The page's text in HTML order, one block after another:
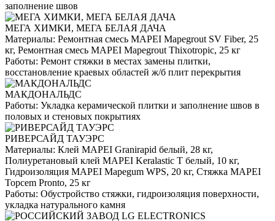
заполнение швов
МЕГА ХИМКИ, МЕГА БЕЛАЯ ДАЧА
Материалы: Ремонтная смесь MAPEI Mapegrout SV Fiber, 25
кг, Ремонтная смесь MAPEI Mapegrout Thixotropic, 25 кг
Работы: Ремонт стяжки в местах замены плитки,
восстановление краевых областей ж/б плит перекрытия
МАКДОНАЛЬДС
Работы: Укладка керамической плитки и заполнение швов в
половых и стеновых покрытиях
РИВЕРСАЙД ТАУЭРС
Материалы: Клей MAPEI Granirapid белый, 28 кг,
Полиуретановый клей MAPEI Keralastic T белый, 10 кг,
Гидроизоляция MAPEI Mapegum WPS, 20 кг, Стяжка MAPEI
Topcem Pronto, 25 кг
Работы: Обустройство стяжки, гидроизоляция поверхности,
укладка натурального камня